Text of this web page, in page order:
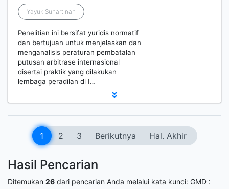
Yayuk Suhartinah
Penelitian ini bersifat yuridis normatif
dan bertujuan untuk menjelaskan dan
menganalisis peraturan pembatalan
putusan arbitrase internasional
disertai praktik yang dilakukan
lembaga peradilan di I…
1 2 3 Berikutnya Hal. Akhir
Hasil Pencarian
Ditemukan 26 dari pencarian Anda melalui kata kunci: GMD :